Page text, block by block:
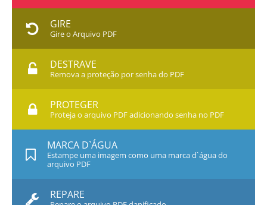
GIRE
Gire o Arquivo PDF
DESTRAVE
Remova a proteção por senha do PDF
PROTEGER
Proteja o arquivo PDF adicionando senha no PDF
MARCA D`ÁGUA
Estampe uma imagem como uma marca d`água do
arquivo PDF
REPARE